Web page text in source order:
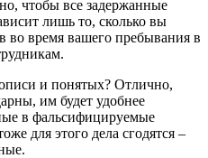
чтобы все задержанные
лишь то, сколько вы
во время вашего пребывания в
и понятых? Отлично,
им будет удобнее
в фальсифицируемые
для этого дела сгодятся –